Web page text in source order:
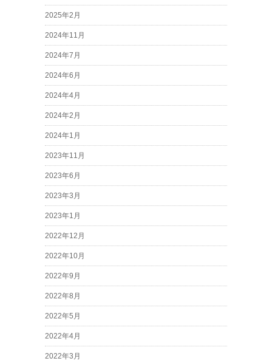
2025年2月
2024年11月
2024年7月
2024年6月
2024年4月
2024年2月
2024年1月
2023年11月
2023年6月
2023年3月
2023年1月
2022年12月
2022年10月
2022年9月
2022年8月
2022年5月
2022年4月
2022年3月